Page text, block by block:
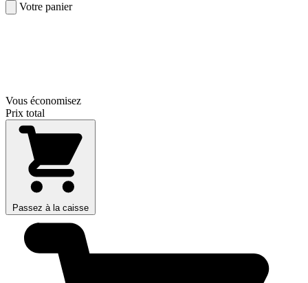
Votre panier
Vous économisez
Prix total
Passez à la caisse